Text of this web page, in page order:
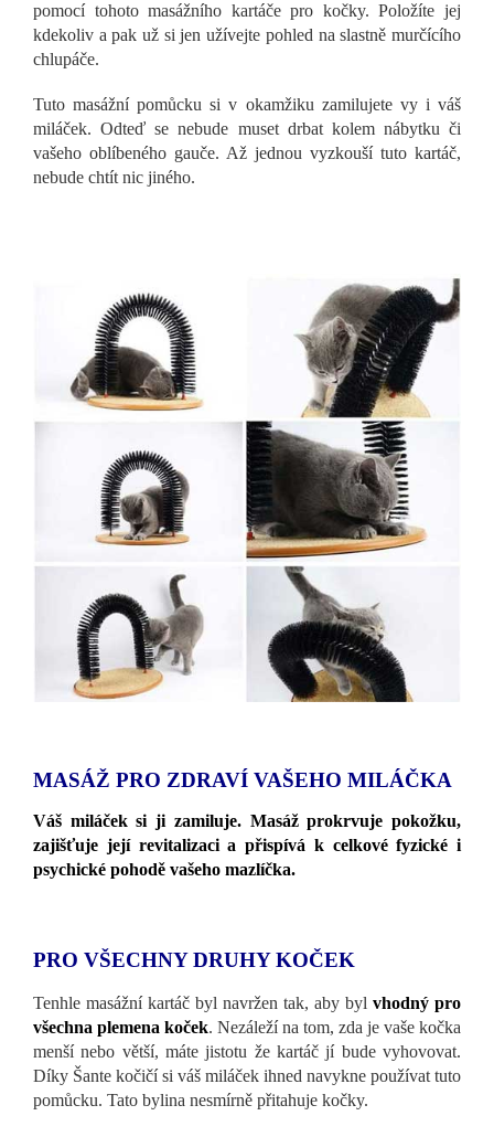
pomocí tohoto masážního kartáče pro kočky. Položíte jej
kdekoliv a pak už si jen užívejte pohled na slastně murčícího
chlupáče.
Tuto masážní pomůcku si v okamžiku zamilujete vy i váš
miláček. Odteď se nebude muset drbat kolem nábytku či
vašeho oblíbeného gauče. Až jednou vyzkouší tuto kartáč,
nebude chtít nic jiného.
MASÁŽ PRO ZDRAVÍ VAŠEHO MILÁČKA
Váš miláček si ji zamiluje. Masáž prokrvuje pokožku,
zajišťuje její revitalizaci a přispívá k celkové fyzické i
psychické pohodě vašeho mazlíčka.
PRO VŠECHNY DRUHY KOČEK
Tenhle masážní kartáč byl navržen tak, aby byl vhodný pro
všechna plemena koček. Nezáleží na tom, zda je vaše kočka
menší nebo větší, máte jistotu že kartáč jí bude vyhovovat.
Díky Šante kočičí si váš miláček ihned navykne používat tuto
pomůcku. Tato bylina nesmírně přitahuje kočky.